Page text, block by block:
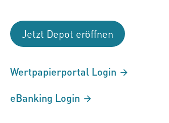
Jetzt Depot eröffnen
Wertpapierportal Login
eBanking Login